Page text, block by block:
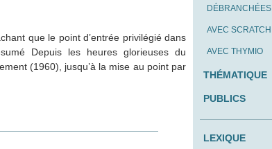
que le point d’entrée privilégié dans
Depuis les heures glorieuses du
(1960), jusqu’à la mise au point par
DÉBRANCHÉES
AVEC SCRATCH
AVEC THYMIO
THÉMATIQUE
PUBLICS
LEXIQUE